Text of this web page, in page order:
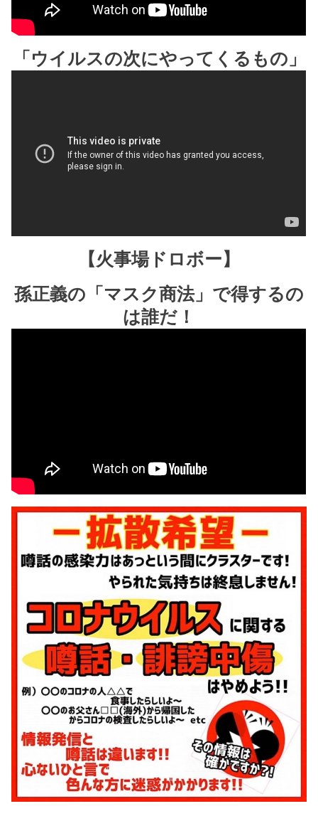
「ウイルスの次にやってくるもの」
【火事場ドロボー】
孫正義の「マスク商法」で得するの
は誰だ！